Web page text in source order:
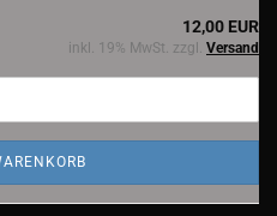
12,00 EUR
inkl. 19% MwSt. zzgl. Versand